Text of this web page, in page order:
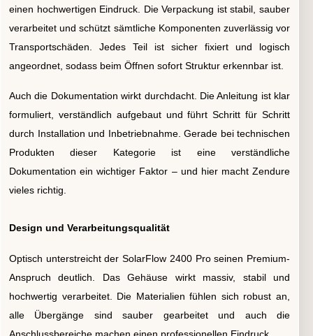
einen hochwertigen Eindruck. Die Verpackung ist stabil, sauber
verarbeitet und schützt sämtliche Komponenten zuverlässig vor
Transportschäden. Jedes Teil ist sicher fixiert und logisch
angeordnet, sodass beim Öffnen sofort Struktur erkennbar ist.
Auch die Dokumentation wirkt durchdacht. Die Anleitung ist klar
formuliert, verständlich aufgebaut und führt Schritt für Schritt
durch Installation und Inbetriebnahme. Gerade bei technischen
Produkten dieser Kategorie ist eine verständliche
Dokumentation ein wichtiger Faktor – und hier macht Zendure
vieles richtig.
Design und Verarbeitungsqualität
Optisch unterstreicht der SolarFlow 2400 Pro seinen Premium-
Anspruch deutlich. Das Gehäuse wirkt massiv, stabil und
hochwertig verarbeitet. Die Materialien fühlen sich robust an,
alle Übergänge sind sauber gearbeitet und auch die
Anschlussbereiche machen einen professionellen Eindruck.